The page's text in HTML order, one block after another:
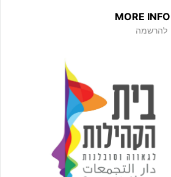
MORE INFO
להרשמה